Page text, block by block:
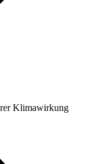
Klimawirkung